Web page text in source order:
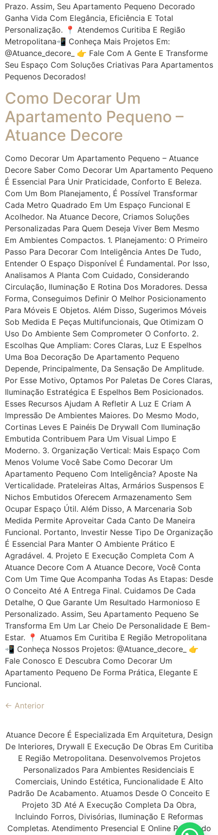
Prazo. Assim, Seu Apartamento Pequeno Decorado
Ganha Vida Com Elegância, Eficiência E Total
Personalização. 📍 Atendemos Curitiba E Região
Metropolitana📲 Conheça Mais Projetos Em:
@atuance_decore_ 👉 Fale Com A Gente E Transforme
Seu Espaço Com Soluções Criativas Para Apartamentos
Pequenos Decorados!
Como Decorar Um
Apartamento Pequeno –
Atuance Decore
Como Decorar Um Apartamento Pequeno – Atuance
Decore Saber Como Decorar Um Apartamento Pequeno
É Essencial Para Unir Praticidade, Conforto E Beleza.
Com Um Bom Planejamento, É Possível Transformar
Cada Metro Quadrado Em Um Espaço Funcional E
Acolhedor. Na Atuance Decore, Criamos Soluções
Personalizadas Para Quem Deseja Viver Bem Mesmo
Em Ambientes Compactos. 1. Planejamento: O Primeiro
Passo Para Decorar Com Inteligência Antes De Tudo,
Entender O Espaço Disponível É Fundamental. Por Isso,
Analisamos A Planta Com Cuidado, Considerando
Circulação, Iluminação E Rotina Dos Moradores. Dessa
Forma, Conseguimos Definir O Melhor Posicionamento
Para Móveis E Objetos. Além Disso, Sugerimos Móveis
Sob Medida E Peças Multifuncionais, Que Otimizam O
Uso Do Ambiente Sem Comprometer O Conforto. 2.
Escolhas Que Ampliam: Cores Claras, Luz E Espelhos
Uma Boa Decoração De Apartamento Pequeno
Depende, Principalmente, Da Sensação De Amplitude.
Por Esse Motivo, Optamos Por Paletas De Cores Claras,
Iluminação Estratégica E Espelhos Bem Posicionados.
Esses Recursos Ajudam A Refletir A Luz E Criam A
Impressão De Ambientes Maiores. Do Mesmo Modo,
Cortinas Leves E Painéis De Drywall Com Iluminação
Embutida Contribuem Para Um Visual Limpo E
Moderno. 3. Organização Vertical: Mais Espaço Com
Menos Volume Você Sabe Como Decorar Um
Apartamento Pequeno Com Inteligência? Aposte Na
Verticalidade. Prateleiras Altas, Armários Suspensos E
Nichos Embutidos Oferecem Armazenamento Sem
Ocupar Espaço Útil. Além Disso, A Marcenaria Sob
Medida Permite Aproveitar Cada Canto De Maneira
Funcional. Portanto, Investir Nesse Tipo De Organização
É Essencial Para Manter O Ambiente Prático E
Agradável. 4. Projeto E Execução Completa Com A
Atuance Decore Com A Atuance Decore, Você Conta
Com Um Time Que Acompanha Todas As Etapas: Desde
O Conceito Até A Entrega Final. Cuidamos De Cada
Detalhe, O Que Garante Um Resultado Harmonioso E
Personalizado. Assim, Seu Apartamento Pequeno Se
Transforma Em Um Lar Cheio De Personalidade E Bem-
Estar. 📍 Atuamos Em Curitiba E Região Metropolitana
📲 Conheça Nossos Projetos: @atuance_decore_ 👉
Fale Conosco E Descubra Como Decorar Um
Apartamento Pequeno De Forma Prática, Elegante E
Funcional.
← Anterior
Atuance Decore É Especializada Em Arquitetura, Design
De Interiores, Drywall E Execução De Obras Em Curitiba
E Região Metropolitana. Desenvolvemos Projetos
Personalizados Para Ambientes Residenciais E
Comerciais, Unindo Estética, Funcionalidade E Alto
Padrão De Acabamento. Atuamos Desde O Conceito E
Projeto 3D Até A Execução Completa Da Obra,
Incluindo Forros, Divisórias, Iluminação E Reformas
Completas. Atendimento Presencial E Online Para Todo